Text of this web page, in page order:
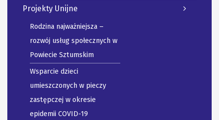
Projekty Unijne
Rodzina najważniejsza –
rozwój usług społecznych w
Powiecie Sztumskim
Wsparcie dzieci
umieszczonych w pieczy
zastępczej w okresie
epidemii COVID-19